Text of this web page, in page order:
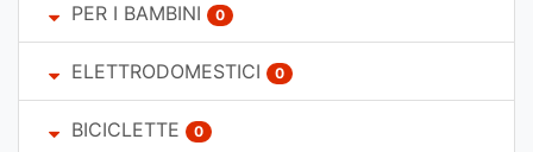
PER I BAMBINI 0
ELETTRODOMESTICI 0
BICICLETTE 0